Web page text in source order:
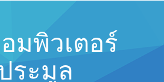
มพิวเตอร์
ระมูล